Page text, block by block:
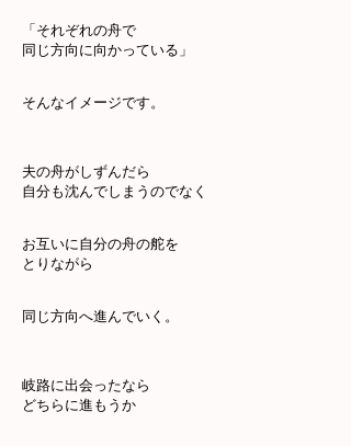
「それぞれの舟で
同じ方向に向かっている」
そんなイメージです。
夫の舟がしずんだら
自分も沈んでしまうのでなく
お互いに自分の舟の舵を
とりながら
同じ方向へ進んでいく。
岐路に出会ったなら
どちらに進もうか